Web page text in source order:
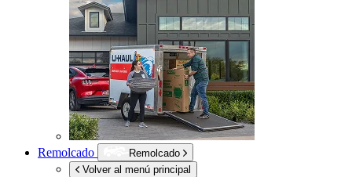
Remolcado
Remolcado
Volver al menú principal